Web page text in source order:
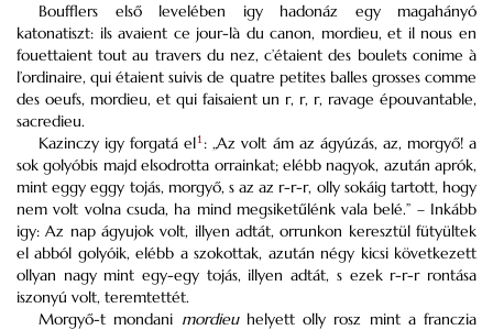
Boufflers első levelében igy hadonáz egy magahányó
katonatiszt: ils avaient ce jour-là du canon, mordieu, et il nous en
fouettaient tout au travers du nez, c’étaient des boulets conime à
l’ordinaire, qui étaient suivis de quatre petites balles grosses comme
des oeufs, mordieu, et qui faisaient un r, r, r, ravage épouvantable,
sacredieu.
Kazinczy igy forgatá el1 : „Az volt ám az ágyúzás, az, morgyő! a
sok golyóbis majd elsodrotta orrainkat; elébb nagyok, azután aprók,
mint eggy eggy tojás, morgyő, s az az r-r-r, olly sokáig tartott, hogy
nem volt volna csuda, ha mind megsiketűlénk vala belé.” – Inkább
igy: Az nap ágyujok volt, illyen adtát, orrunkon keresztül fütyültek
el abból golyóik, elébb a szokottak, azután négy kicsi következett
ollyan nagy mint egy-egy tojás, illyen adtát, s ezek r-r-r rontása
iszonyú volt, teremtettét.
Morgyő-t mondani mordieuhelyett olly rosz mint a franczia